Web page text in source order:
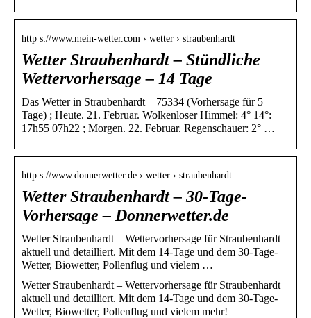
http s://www.mein-wetter.com › wetter › straubenhardt
Wetter Straubenhardt – Stündliche
Wettervorhersage – 14 Tage
Das Wetter in Straubenhardt – 75334 (Vorhersage für 5
Tage) ; Heute. 21. Februar. Wolkenloser Himmel: 4° 14°:
17h55 07h22 ; Morgen. 22. Februar. Regenschauer: 2° …
http s://www.donnerwetter.de › wetter › straubenhardt
Wetter Straubenhardt – 30-Tage-
Vorhersage – Donnerwetter.de
Wetter Straubenhardt – Wettervorhersage für Straubenhardt
aktuell und detailliert. Mit dem 14-Tage und dem 30-Tage-
Wetter, Biowetter, Pollenflug und vielem …
Wetter Straubenhardt – Wettervorhersage für Straubenhardt
aktuell und detailliert. Mit dem 14-Tage und dem 30-Tage-
Wetter, Biowetter, Pollenflug und vielem mehr!